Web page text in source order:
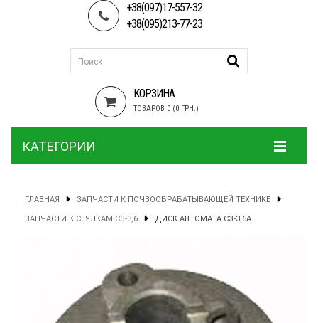
+38(097)17-557-32
+38(095)213-77-23
КОРЗИНА
ТОВАРОВ 0 (0 ГРН.)
КАТЕГОРИИ
ГЛАВНАЯ ЗАПЧАСТИ К ПОЧВООБРАБАТЫВАЮЩЕЙ ТЕХНИКЕ
ЗАПЧАСТИ К СЕЯЛКАМ СЗ-3,6 ДИСК АВТОМАТА СЗ-3,6А